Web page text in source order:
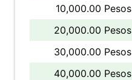
10,000.00 Pesos
20,000.00 Pesos
30,000.00 Pesos
40,000.00 Pesos